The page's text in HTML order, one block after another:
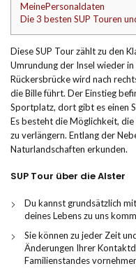
MeinePersonaldaten
Die 3 besten SUP Touren
Diese SUP Tour zählt zu den
Umrundung der Insel wieder
Rückersbrücke wird nach
die Bille führt. Der Einstieg
Sportplatz, dort gibt es einen
Es besteht die Möglichkeit,
zu verlängern. Entlang der
Naturlandschaften erkunden.
SUP Tour über die Alster
Du kannst grundsätzlich
deines Lebens zu uns
Sie können zu jeder Zeit
Änderungen Ihrer
Familienstandes